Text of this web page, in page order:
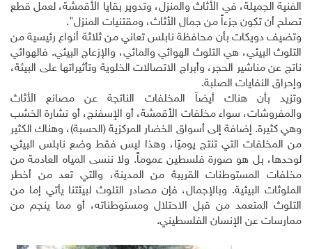
الفنية الجميلة، في الأثاث والمنزل، وتدوير بقايا الأقمشة، لعمل قطع
تصلح أن تكون جزءاً من جمال الأثاث، ومقتنيات المنزل".
وتضيف دويكات بأن محافظة نابلس تعاني من ثلاثة أنواع رئيسية من
التلوث البيئي، هي التلوث الهوائي والمائي، والإزعاج البيئي. فالهوائي
ناتج عن مناشير الحجر، وأبراج الاتصالات الخلوية وتأثيراتها على البيئة،
وإحراق النفايات الصلبة.
وتزيد بأن هناك أيضاً المخلفات الناتجة عن مصانع الأثاث
والمفروشات، سواء مخلفات الأقمشة، أو الإسفنج، أو نشارة الخشب
وهي كثيرة. إضافة إلى أسواق الخضار المركزية (الحسبة)، وهناك الكثير
من المخلفات التي تنتج يوميًا، وهذا ليس فقط وضع نابلس البيئي
لوحدها، بل هو صورة فلسطين عموماً. ولا ننسى المياه العادمة من
مخلفات المستوطنات القريبة من المدينة، والتي تعد من أخطر
الملوثات البيئية. وبالإجمال، فإن مصادر التلوث لبيئتنا يأتي إما من
التلوث المتعمد من قبل الاحتلال ومستوطناته، أو مما ينجم من
ممارسات عن الإنسان الفلسطيني.